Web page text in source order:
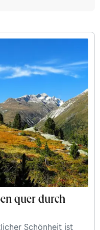
quer durch
Schönheit ist